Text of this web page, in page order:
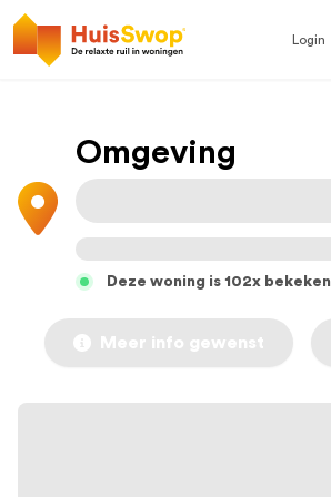
Login
Omgeving
Deze woning is 102x bekeken
Meer info gewenst